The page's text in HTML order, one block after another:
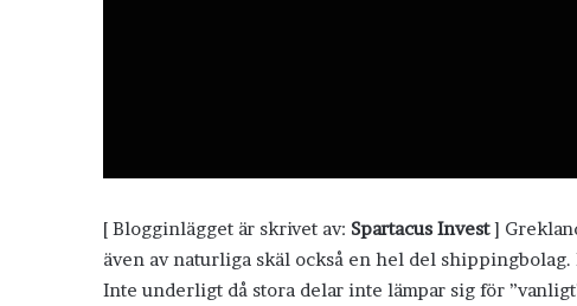
[ Blogginlägget är skrivet av: Spartacus Invest]
även av naturliga skäl också en hel del
Inte underligt då stora delar inte lämpar sig för